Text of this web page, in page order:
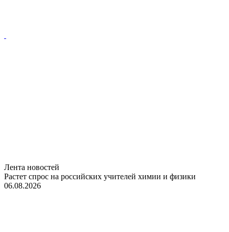
Лента новостей
Растет спрос на российских учителей химии и физики
06.08.2026